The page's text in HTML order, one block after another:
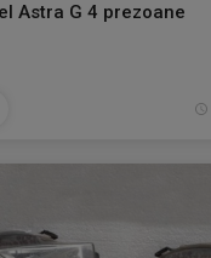
Astra G 4 prezoane